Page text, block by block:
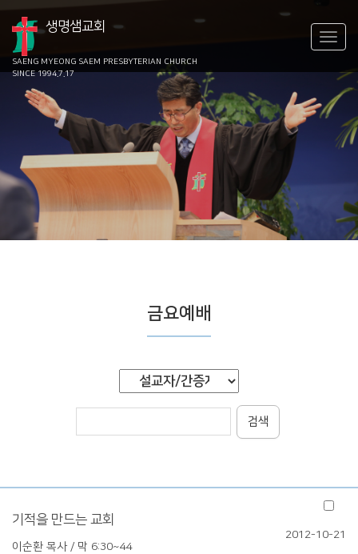
생명샘교회
SAENG MYEONG SAEM PRESBYTERIAN CHURCH
SINCE 1994.7.17
금요예배
검색
기적을 만드는 교회
이순환 목사 / 막 6:30~44
2012-10-21